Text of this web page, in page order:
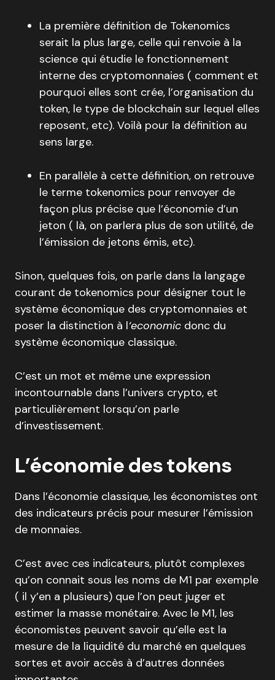
La première définition de Tokenomics
serait la plus large, celle qui renvoie à la
science qui étudie le fonctionnement
interne des cryptomonnaies ( comment et
pourquoi elles sont crée, l’organisation du
token, le type de blockchain sur lequel elles
reposent, etc). Voilà pour la définition au
sens large.
En parallèle à cette définition, on retrouve
le terme tokenomics pour renvoyer de
façon plus précise que l’économie d’un
jeton ( là, on parlera plus de son utilité, de
l’émission de jetons émis, etc).
Sinon, quelques fois, on parle dans la langage
courant de tokenomics pour désigner tout le
système économique des cryptomonnaies et
poser la distinction à l‘economic donc du
système économique classique.
C’est un mot et même une expression
incontournable dans l’univers crypto, et
particulièrement lorsqu’on parle
d’investissement.
L’économie des tokens
Dans l’économie classique, les économistes ont
des indicateurs précis pour mesurer l’émission
de monnaies.
C’est avec ces indicateurs, plutôt complexes
qu’on connait sous les noms de M1 par exemple
( il y’en a plusieurs) que l’on peut juger et
estimer la masse monétaire. Avec le M1, les
économistes peuvent savoir qu’elle est la
mesure de la liquidité du marché en quelques
sortes et avoir accès à d’autres données